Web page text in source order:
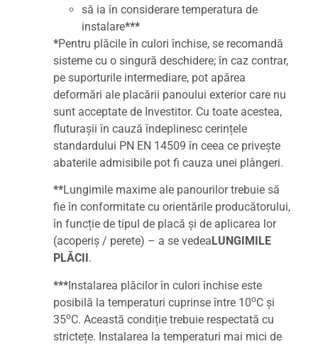
să ia în considerare temperatura de
instalare***
*Pentru plăcile în culori închise, se recomandă
sisteme cu o singură deschidere; în caz contrar,
pe suporturile intermediare, pot apărea
deformări ale placării panoului exterior care nu
sunt acceptate de Investitor. Cu toate acestea,
fluturașii în cauză îndeplinesc cerințele
standardului PN EN 14509 în ceea ce privește
abaterile admisibile pot fi cauza unei plângeri.
**Lungimile maxime ale panourilor trebuie să
fie în conformitate cu orientările producătorului,
în funcție de tipul de placă și de aplicarea lor
(acoperiș / perete) – a se vedea LUNGIMILE
PLĂCII .
***Instalarea plăcilor în culori închise este
posibilă la temperaturi cuprinse între 10oC și
35oC. Această condiție trebuie respectată cu
strictețe. Instalarea la temperaturi mai mici de